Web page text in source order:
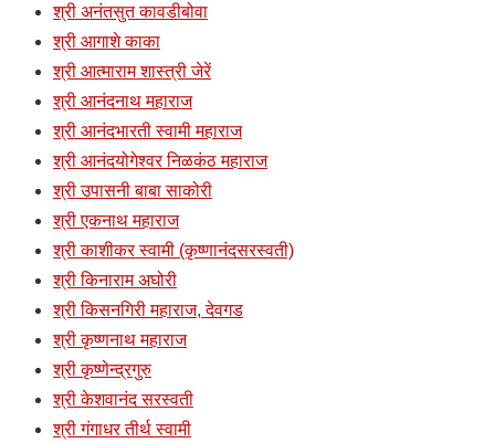
श्री अनंतसुत कावडीबोवा
श्री आगाशे काका
श्री आत्माराम शास्त्री जेरें
श्री आनंदनाथ महाराज
श्री आनंदभारती स्वामी महाराज
श्री आनंदयोगेश्वर निळकंठ महाराज
श्री उपासनी बाबा साकोरी
श्री एकनाथ महाराज
श्री काशीकर स्वामी (कृष्णानंदसरस्वती)
श्री किनाराम अघोरी
श्री किसनगिरी महाराज, देवगड
श्री कृष्णनाथ महाराज
श्री कृष्णेन्द्रगुरु
श्री केशवानंद सरस्वती
श्री गंगाधर तीर्थ स्वामी